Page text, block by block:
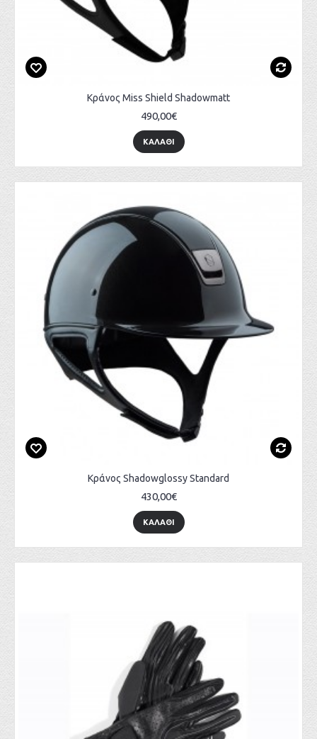
Κράνος Miss Shield Shadowmatt
490,00€
ΚΑΛΆΘΙ
Κράνος Shadowglossy Standard
430,00€
ΚΑΛΆΘΙ